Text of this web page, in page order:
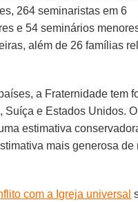
264 seminaristas em 6
e 54 seminários
além de 26 famílias
a Fraternidade tem
Suíça e Estados Unidos.
estimativa
mais generosa de
com a Igreja universal